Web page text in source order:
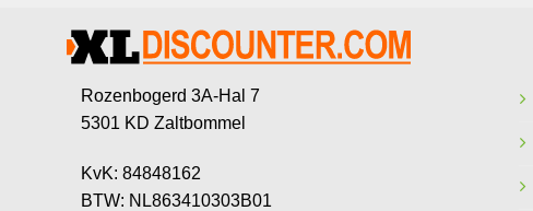
Rozenbogerd 3A-Hal 7
5301 KD Zaltbommel
KvK: 84848162
BTW: NL863410303B01